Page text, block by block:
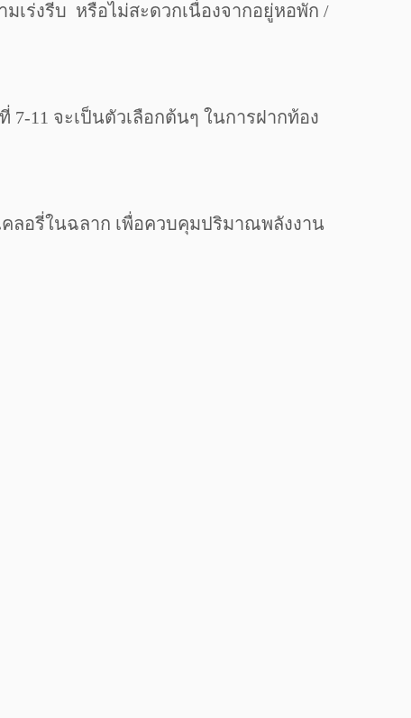
เร่งรีบ หรือไม่สะดวกเนื่องจากอยู่หอพัก /
11 จะเป็นตัวเลือกต้นๆ ในการฝากท้อง
ลอรี่ในฉลาก เพื่อควบคุมปริมาณพลังงาน